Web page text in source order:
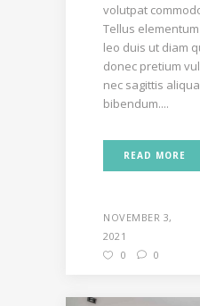
volutpat
Tellus
leo duis ut diam
donec pretium
nec sagittis
bibendum....
READ MORE
NOVEMBER 3,
2021
0
0